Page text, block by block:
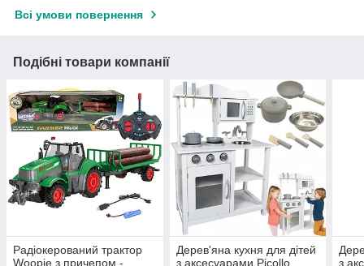
Всі умови повернення
Подібні товари компанії
Радіокерований трактор
Woopie з причепом -
Дерев'яна кухня для дітей
з аксесуарами Picollo
з